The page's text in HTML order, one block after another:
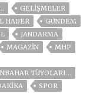
GELIŞMELER
HABER
GÜNDEM
JANDARMA
MAGAZİN
MHP
TÜYOLARI…
SPOR